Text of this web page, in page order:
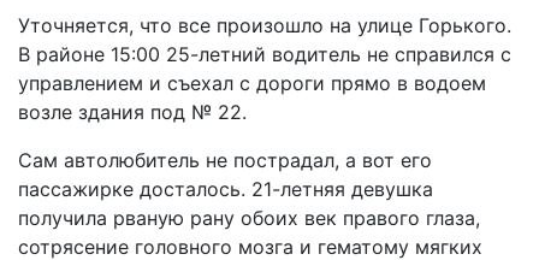
Уточняется, что все произошло на улице Горького.
В районе 15:00 25-летний водитель не справился с
управлением и съехал с дороги прямо в водоем
возле здания под № 22.
Сам автолюбитель не пострадал, а вот его
пассажирке досталось. 21-летняя девушка
получила рваную рану обоих век правого глаза,
сотрясение головного мозга и гематому мягких